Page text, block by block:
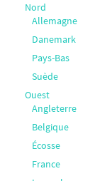
Nord
Allemagne
Danemark
Pays-Bas
Suède
Ouest
Angleterre
Belgique
Écosse
France